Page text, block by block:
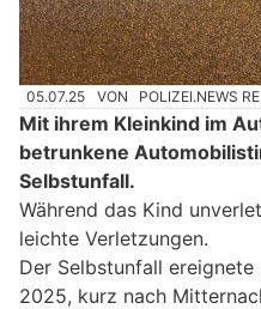
05.07.25 VON POLIZEI.NEWS
Mit ihrem Kleinkind im
betrunkene
Selbstunfall.
Während das Kind
leichte Verletzungen.
Der Selbstunfall
2025, kurz nach